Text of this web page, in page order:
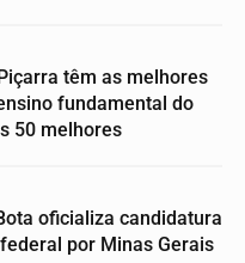
têm as melhores
fundamental do
50 melhores
oficializa candidatura
por Minas Gerais